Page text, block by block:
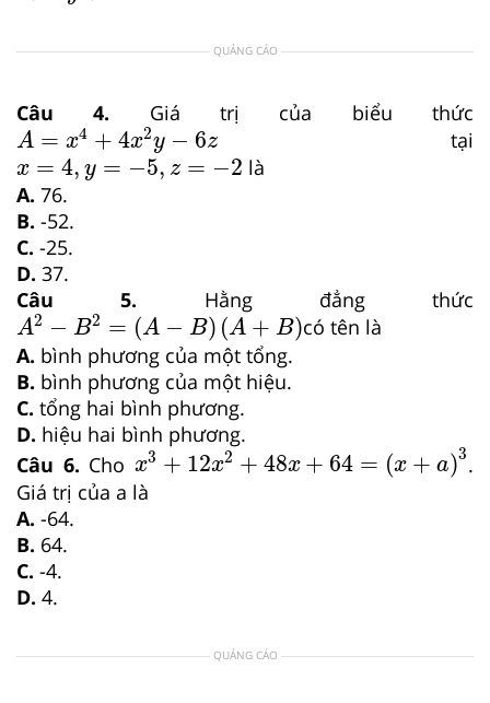
QUẢNG CÁO
Câu 4. Giá trị của biểu thức
A = x4 + 4x2y − 6z
A=x + 4x 2 −6z tại
x = 4, y = −5, z = −2
x=4 y=−5,z= − 2
là
A. 76.
B. -52.
C. -25.
D. 37.
Câu 5. Hằng đẳng thức
A2 − B2 = (A − B) (A + B)
A2− 2= −B A
có tên là
A. bình phương của một tổng.
B. bình phương của một hiệu.
C. tổng hai bình phương.
D. hiệu hai bình phương.
Câu 6. Chox3 + 12x2 + 48x + 64 = (x + a)3
x3 +12x2+ 48x = x 3
.
Giá trị của a là
A. -64.
B. 64.
C. -4.
D. 4.
QUẢNG CÁO